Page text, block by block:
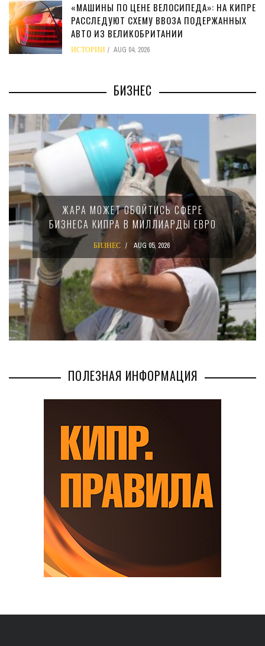
«МАШИНЫ ПО ЦЕНЕ ВЕЛОСИПЕДА»: НА КИПРЕ
РАССЛЕДУЮТ СХЕМУ ВВОЗА ПОДЕРЖАННЫХ
АВТО ИЗ ВЕЛИКОБРИТАНИИ
ИСТОРИИ AUG 04, 2026
БИЗНЕС
МИНФИН КИПРА ПЕРЕПИСАЛ ЗАКОН О
15-ПРОЦЕНТНОМ НАЛОГЕ ДЛЯ
КРУПНЫХ МЕЖДУНАРОДНЫХ
КОМПАНИЙ
БИЗНЕС AUG 02, 2026
ПОЛЕЗНАЯ ИНФОРМАЦИЯ